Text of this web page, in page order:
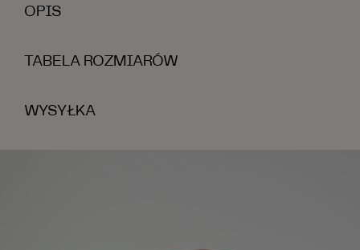
OPIS
TABELA ROZMIARÓW
WYSYŁKA